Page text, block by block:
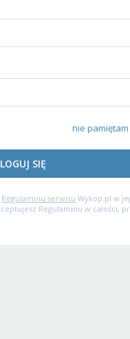
nie pamiętam
SIĘ
Regulaminu serwisu Wykop.pl w
Regulaminu w całości,